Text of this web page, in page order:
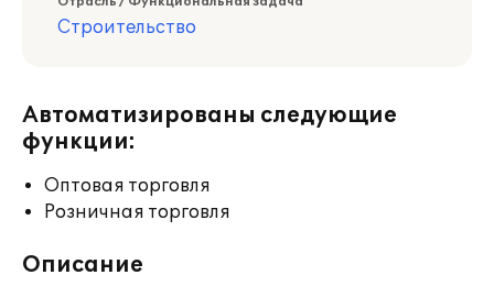
Строительство
Автоматизированы следующие
функции:
Оптовая торговля
Розничная торговля
Описание